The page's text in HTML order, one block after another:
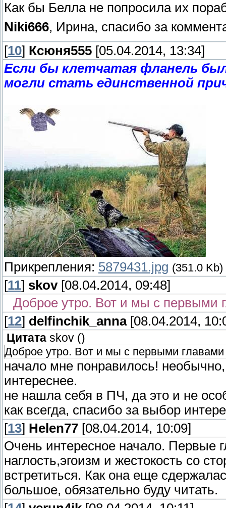
Как бы Белла не попросила их
Niki666, Ирина, спасибо за
[10] Ксюня555 [05.04.2014, 13:34]
Если бы клетчатая фланель
могли стать единственной
Прикрепления: 5879431.jpg (351.0 Kb)
[11] skov[08.04.2014, 09:48]
Доброе утро. Вот и мы с первыми
[12] delfinchik_anna[08.04.2014,
Цитата skov ()
Доброе утро. Вот и мы с первыми главами
начало мне понравилось!
интереснее.
не нашла себя в ПЧ, да это и не
как всегда, спасибо за выбор
[13] Helen77 [08.04.2014, 10:09]
Очень интересное начало. Первые
наглость,эгоизм и жестокость со
встретиться. Как она еще
большое, обязательно буду читать.